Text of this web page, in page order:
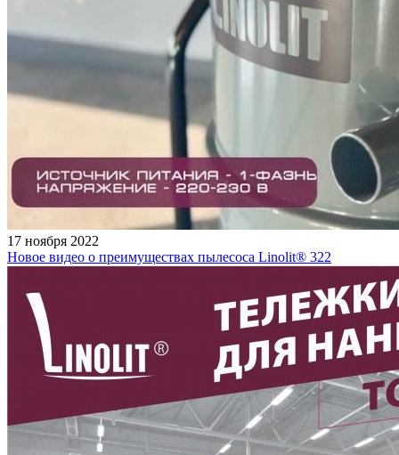
17 ноября 2022
Новое видео о преимуществах пылесоса Linolit® 322